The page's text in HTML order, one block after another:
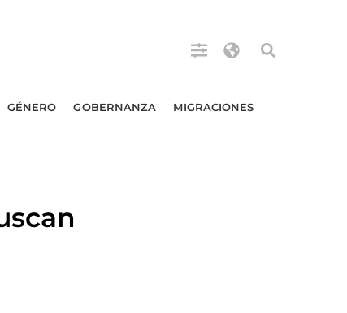
GÉNERO GOBERNANZA MIGRACIONES